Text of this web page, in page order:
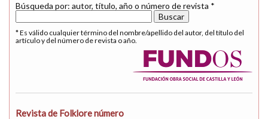
Búsqueda por: autor, título, año o número de revista *
* Es válido cualquier término del nombre/apellido del autor, del título del
artículo y del número de revista o año.
Revista de Folklore número